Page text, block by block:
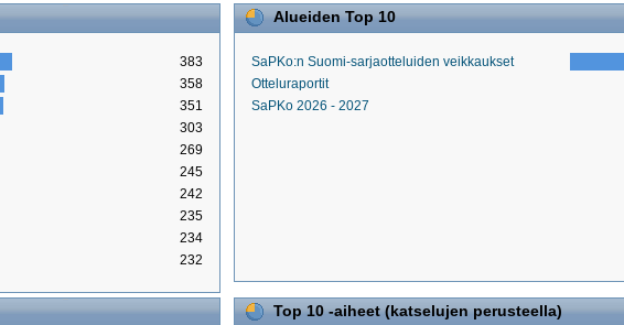
383
358
351
303
269
245
242
235
234
232
Alueiden Top 10
SaPKo:n Suomi-sarjaotteluiden veikkaukset
Otteluraportit
SaPKo 2026 - 2027
Top 10 -aiheet (katselujen perusteella)